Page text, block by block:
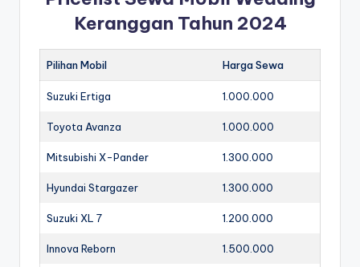
Keranggan Tahun 2024
Pilihan Mobil Harga Sewa
Suzuki Ertiga 1.000.000
Toyota Avanza 1.000.000
Mitsubishi X-Pander 1.300.000
Hyundai Stargazer 1.300.000
Suzuki XL 7 1.200.000
Innova Reborn 1.500.000